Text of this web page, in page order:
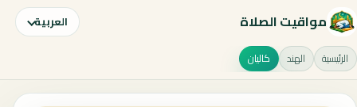
مواقيت الصلاة العربية
الرئيسية الهند كاليان